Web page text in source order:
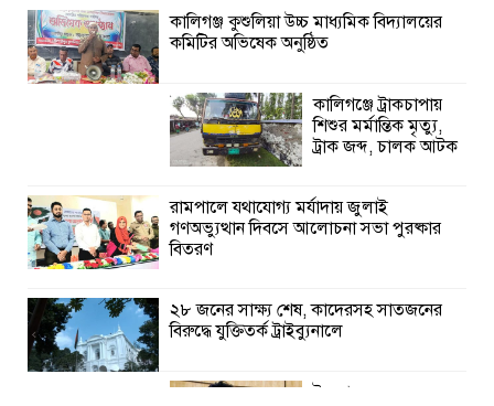
কালিগঞ্জ কুশুলিয়া উচ্চ মাধ্যমিক বিদ্যালয়ের
কমিটির অভিষেক অনুষ্ঠিত
কালিগঞ্জে ট্রাকচাপায়
শিশুর মর্মান্তিক মৃত্যু,
ট্রাক জব্দ, চালক আটক
রামপালে যথাযোগ্য মর্যাদায় জুলাই
গণঅভ্যুত্থান দিবসে আলোচনা সভা পুরষ্কার
বিতরণ
২৮ জনের সাক্ষ্য শেষ, কাদেরসহ সাতজনের
বিরুদ্ধে যুক্তিতর্ক ট্রাইব্যুনালে
ইসলামের সবচেয়ে